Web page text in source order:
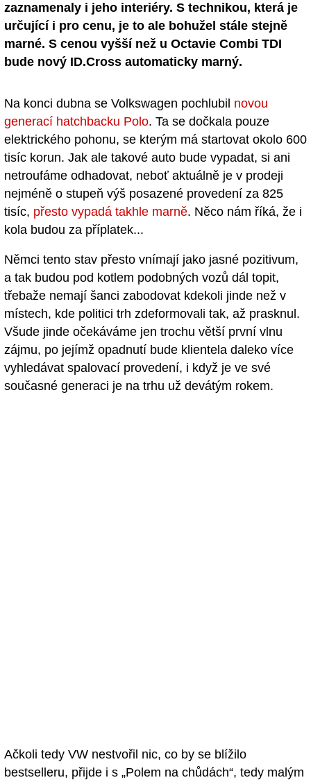
zaznamenaly i jeho interiéry. S technikou, která je
určující i pro cenu, je to ale bohužel stále stejně
marné. S cenou vyšší než u Octavie Combi TDI
bude nový ID.Cross automaticky marný.
Na konci dubna se Volkswagen pochlubil novou
generací hatchbacku Polo. Ta se dočkala pouze
elektrického pohonu, se kterým má startovat okolo 600
tisíc korun. Jak ale takové auto bude vypadat, si ani
netroufáme odhadovat, neboť aktuálně je v prodeji
nejméně o stupeň výš posazené provedení za 825
tisíc, přesto vypadá takhle marně. Něco nám říká, že i
kola budou za příplatek...
Němci tento stav přesto vnímají jako jasné pozitivum,
a tak budou pod kotlem podobných vozů dál topit,
třebaže nemají šanci zabodovat kdekoli jinde než v
místech, kde politici trh zdeformovali tak, až prasknul.
Všude jinde očekáváme jen trochu větší první vlnu
zájmu, po jejímž opadnutí bude klientela daleko více
vyhledávat spalovací provedení, i když je ve své
současné generaci je na trhu už devátým rokem.
Ačkoli tedy VW nestvořil nic, co by se blížilo
bestselleru, přijde i s „Polem na chůdách“, tedy malým